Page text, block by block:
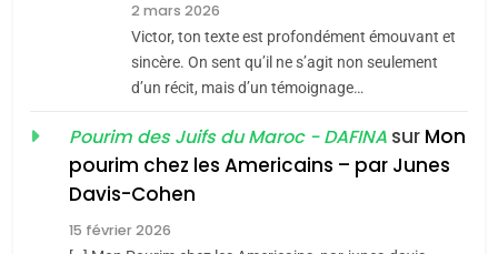
CE QUI NOUS MANQUE –
Jacques Hadida
JUDAISME
Maroc : Les amandes de
Tafraout, le miel de Tadla
2 mars 2026
Victor, ton texte est profondément émouvant et
sincère. On sent qu’il ne s’agit non seulement
d’un récit, mais d’un témoignage…
Pourim des Juifs du Maroc - DAFINA sur Mon
pourim chez les Americains – par Junes
Davis-Cohen
15 février 2026